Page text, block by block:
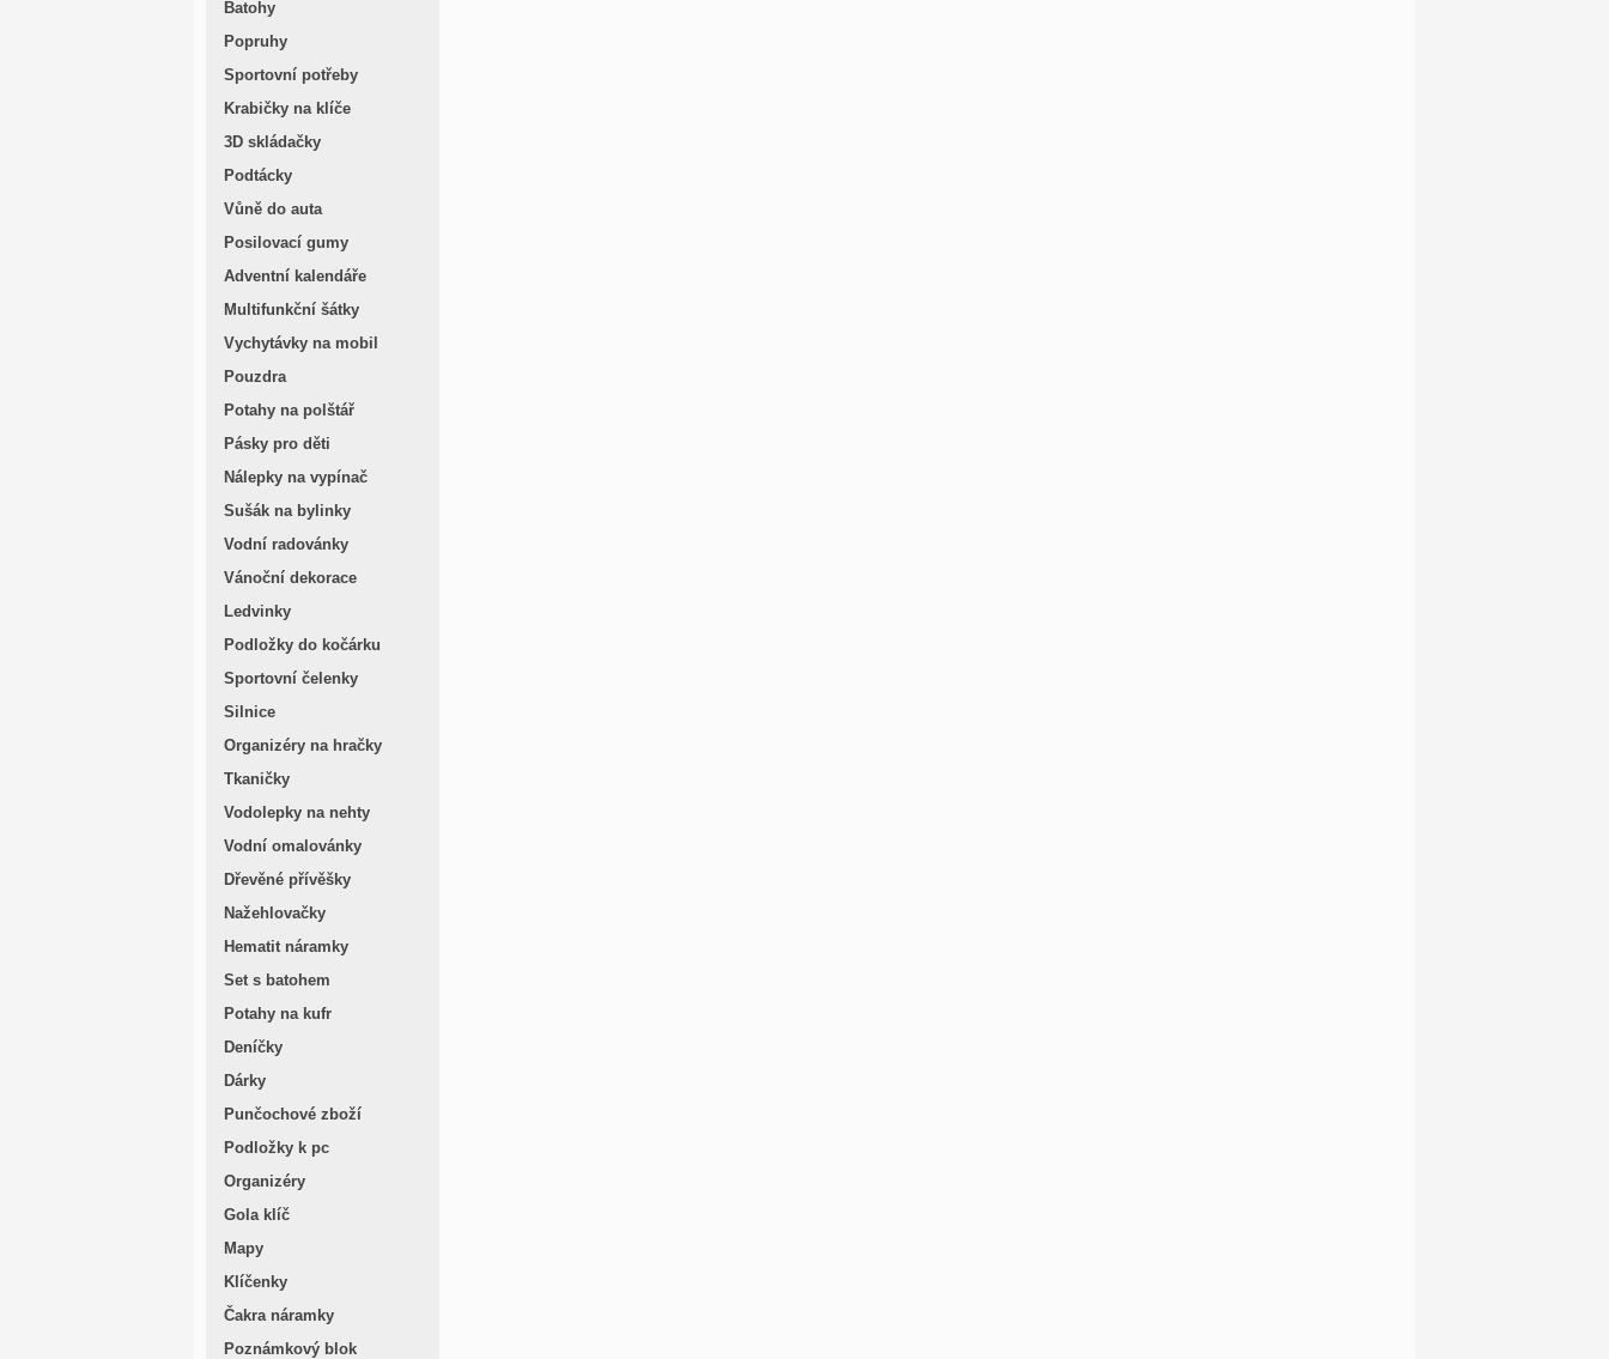
Batohy
Popruhy
Sportovní potřeby
Krabičky na klíče
3D skládačky
Podtácky
Vůně do auta
Posilovací gumy
Adventní kalendáře
Multifunkční šátky
Vychytávky na mobil
Pouzdra
Potahy na polštář
Pásky pro děti
Nálepky na vypínač
Sušák na bylinky
Vodní radovánky
Vánoční dekorace
Ledvinky
Podložky do kočárku
Sportovní čelenky
Silnice
Organizéry na hračky
Tkaničky
Vodolepky na nehty
Vodní omalovánky
Dřevěné přívěšky
Nažehlovačky
Hematit náramky
Set s batohem
Potahy na kufr
Deníčky
Dárky
Punčochové zboží
Podložky k pc
Organizéry
Gola klíč
Mapy
Klíčenky
Čakra náramky
Poznámkový blok